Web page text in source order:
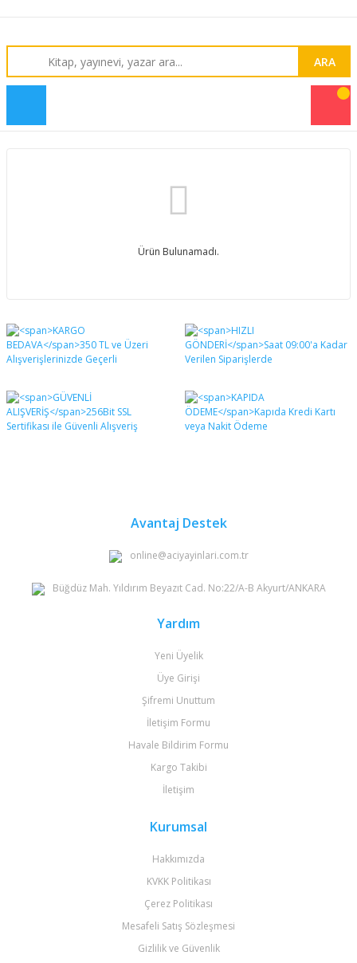
ARA
Ürün Bulunamadı.
Avantaj Destek
online@aciyayinlari.com.tr
Büğdüz Mah. Yıldırım Beyazıt Cad. No:22/A-B Akyurt/ANKARA
Yardım
Yeni Üyelik
Üye Girişi
Şifremi Unuttum
İletişim Formu
Havale Bildirim Formu
Kargo Takibi
İletişim
Kurumsal
Hakkımızda
KVKK Politikası
Çerez Politikası
Mesafeli Satış Sözleşmesi
Gizlilik ve Güvenlik